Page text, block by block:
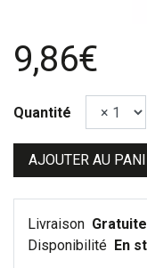
9,86€
Quantité
AJOUTER AU
Livraison
Disponibilité En